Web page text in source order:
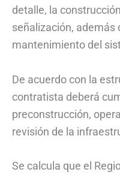
detalle, la
señalización, además
mantenimiento del
De acuerdo con la
contratista deberá
preconstrucción,
revisión de la
Se calcula que el